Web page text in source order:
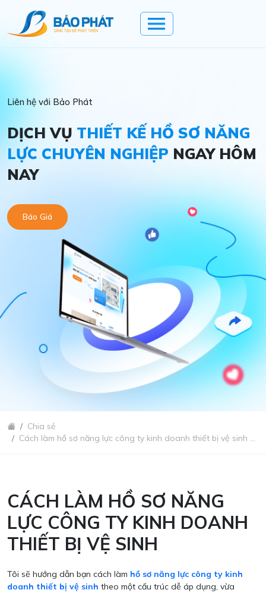
Liên hệ với Bảo Phát
DỊCH VỤ THIẾT KẾ HỒ SƠ NĂNG
LỰC CHUYÊN NGHIỆP NGAY HÔM
NAY
Báo Giá
Chia sẻ
Cách làm hồ sơ năng lực công ty kinh doanh thiết bị vệ sinh ...
CÁCH LÀM HỒ SƠ NĂNG
LỰC CÔNG TY KINH DOANH
THIẾT BỊ VỆ SINH
Tôi sẽ hướng dẫn bạn cách làm hồ sơ năng lực công ty kinh
doanh thiết bị vệ sinh theo một cấu trúc dễ áp dụng, vừa